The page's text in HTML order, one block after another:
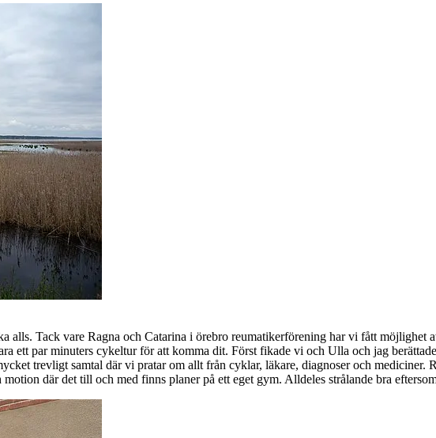
alls. Tack vare Ragna och Catarina i örebro reumatikerförening har vi fått möjlighet
ett par minuters cykeltur för att komma dit. Först fikade vi och Ulla och jag
trevligt samtal där vi pratar om allt från cyklar, läkare, diagnoser och mediciner.
där det till och med finns planer på ett eget gym. Alldeles strålande bra